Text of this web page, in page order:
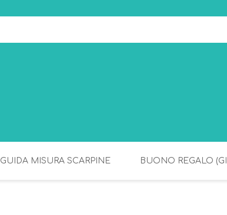
GUIDA MISURA SCARPINE BUONO REGALO